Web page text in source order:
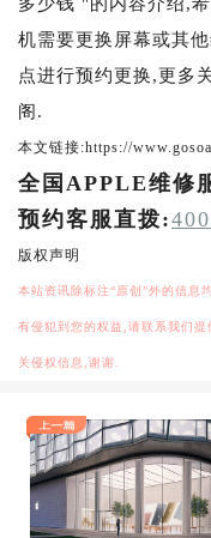
机需要更换屏幕或其
点进行预约更换,更多
阁.
本文链接:https://
全国APPLE维修
预约客服直拨:
版权声明
本站资讯除标注“原创”外的信息
有侵犯到您的权益,请联系我们
关侵权信息,谢谢.